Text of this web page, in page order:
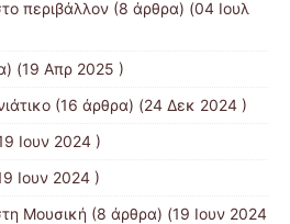
περιβάλλον (8 άρθρα) (04 Ιουλ
(19 Απρ 2025 )
(16 άρθρα) (24 Δεκ 2024 )
Ιουν 2024 )
Ιουν 2024 )
Μουσική (8 άρθρα) (19 Ιουν 2024